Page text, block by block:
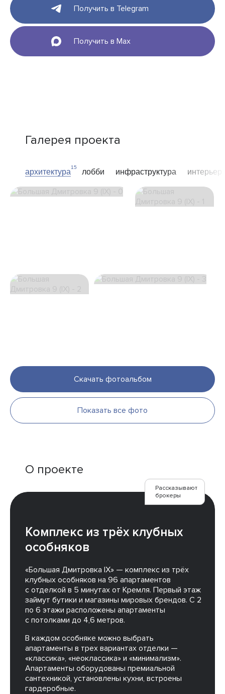
Получить в Telegram
Получить в Max
Галерея проекта
архитектура
15
лобби инфраструктура интерьер
Скачать фотоальбом
Показать все фото
О проекте
Рассказывают
брокеры
Комплекс из трёх клубных
особняков
«Большая Дмитровка IX» — комплекс из трёх
клубных особняков на 96 апартаментов
с отделкой в 5 минутах от Кремля. Первый этаж
займут бутики и магазины мировых брендов. С 2
по 6 этажи расположены апартаменты
с потолками до 4,6 метров.
В каждом особняке можно выбрать
апартаменты в трех вариантах отделки —
«классика», «неоклассика» и «минимализм».
Апартаменты оборудованы премиальной
сантехникой, установлены кухни, встроены
гардеробные.